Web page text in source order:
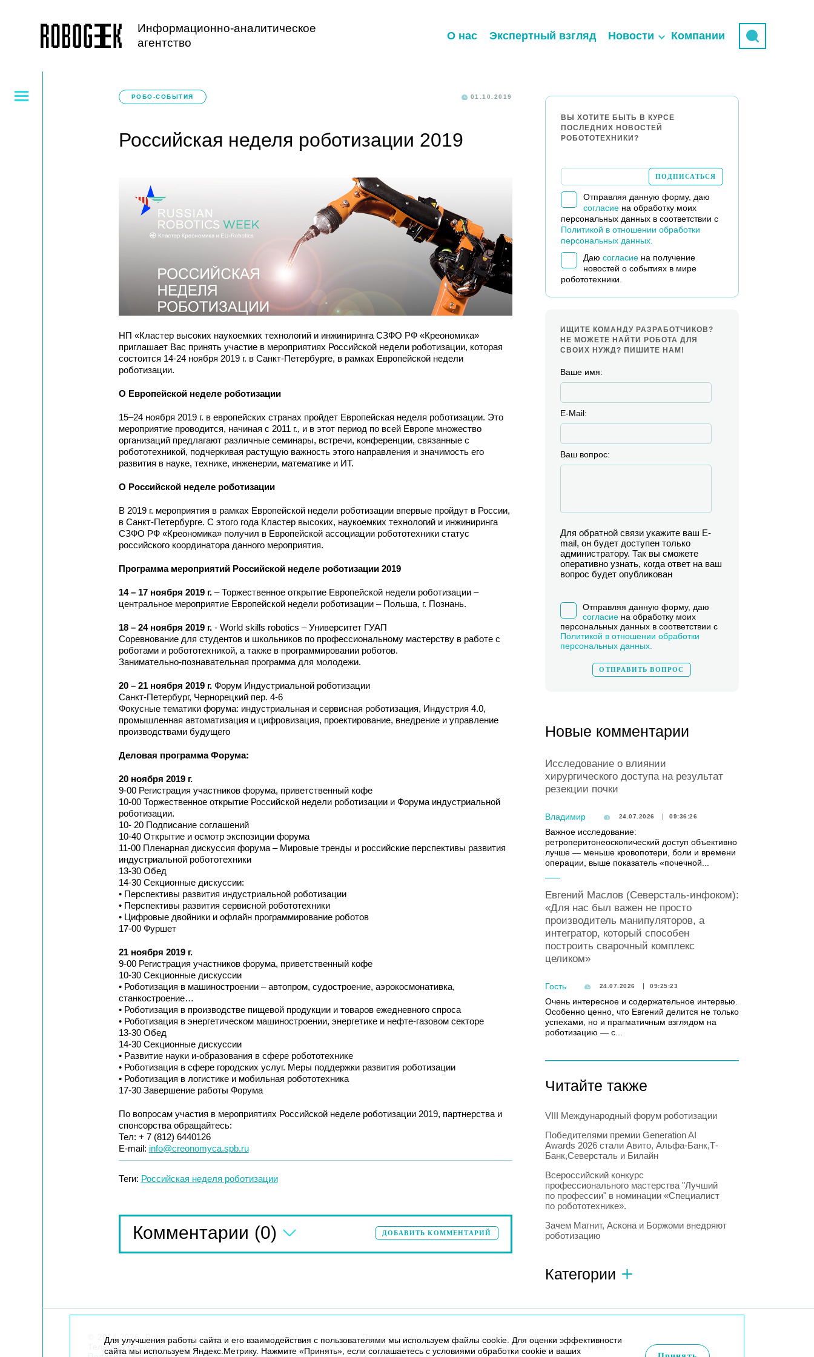
Информационно-аналитическое
агентство
О нас Экспертный взгляд Новости Компании
РОБО-СОБЫТИЯ 01.10.2019
Российская неделя роботизации 2019
НП «Кластер высоких наукоемких технологий и инжиниринга СЗФО РФ «Креономика»
приглашает Вас принять участие в мероприятиях Российской недели роботизации, которая
состоится 14-24 ноября 2019 г. в Санкт-Петербурге, в рамках Европейской недели
роботизации.
О Европейской неделе роботизации
15–24 ноября 2019 г. в европейских странах пройдет Европейская неделя роботизации. Это
мероприятие проводится, начиная с 2011 г., и в этот период по всей Европе множество
организаций предлагают различные семинары, встречи, конференции, связанные с
робототехникой, подчеркивая растущую важность этого направления и значимость его
развития в науке, технике, инженерии, математике и ИТ.
О Российской неделе роботизации
В 2019 г. мероприятия в рамках Европейской недели роботизации впервые пройдут в России,
в Санкт-Петербурге. С этого года Кластер высоких, наукоемких технологий и инжиниринга
СЗФО РФ «Креономика» получил в Европейской ассоциации робототехники статус
российского координатора данного мероприятия.
Программа мероприятий Российской неделе роботизации 2019
14 – 17 ноября 2019 г.– Торжественное открытие Европейской недели роботизации –
центральное мероприятие Европейской недели роботизации – Польша, г. Познань.
18 – 24 ноября 2019 г.- World skills robotics – Университет ГУАП
Соревнование для студентов и школьников по профессиональному мастерству в работе с
роботами и робототехникой, а также в программировании роботов.
Занимательно-познавательная программа для молодежи.
20 – 21 ноября 2019 г.Форум Индустриальной роботизации
Санкт-Петербург, Чернорецкий пер. 4-6
Фокусные тематики форума: индустриальная и сервисная роботизация, Индустрия 4.0,
промышленная автоматизация и цифровизация, проектирование, внедрение и управление
производствами будущего
Деловая программа Форума:
20 ноября 2019 г.
9-00 Регистрация участников форума, приветственный кофе
10-00 Торжественное открытие Российской недели роботизации и Форума индустриальной
роботизации.
10- 20 Подписание соглашений
10-40 Открытие и осмотр экспозиции форума
11-00 Пленарная дискуссия форума – Мировые тренды и российские перспективы развития
индустриальной робототехники
13-30 Обед
14-30 Секционные дискуссии:
• Перспективы развития индустриальной роботизации
• Перспективы развития сервисной робототехники
• Цифровые двойники и офлайн программирование роботов
17-00 Фуршет
21 ноября 2019 г.
9-00 Регистрация участников форума, приветственный кофе
10-30 Секционные дискуссии
• Роботизация в машиностроении – автопром, судостроение, аэрокосмонативка,
станкостроение…
• Роботизация в производстве пищевой продукции и товаров ежедневного спроса
• Роботизация в энергетическом машиностроении, энергетике и нефте-газовом секторе
13-30 Обед
14-30 Секционные дискуссии
• Развитие науки и-образования в сфере робототехнике
• Роботизация в сфере городских услуг. Меры поддержки развития роботизации
• Роботизация в логистике и мобильная робототехника
17-30 Завершение работы Форума
По вопросам участия в мероприятиях Российской неделе роботизации 2019, партнерства и
спонсорства обращайтесь:
Тел: + 7 (812) 6440126
E-mail: info@creonomyca.spb.ru
Теги: Российская неделя роботизации
Комментарии (0) ДОБАВИТЬ КОММЕНТАРИЙ
ВЫ ХОТИТЕ БЫТЬ В КУРСЕ
ПОСЛЕДНИХ НОВОСТЕЙ
РОБОТОТЕХНИКИ?
Отправляя данную форму, даю
согласиена обработку моих
персональных данных в соответствии с
Политикой в отношении обработки
персональных данных.
Даю согласиена получение
новостей о событиях в мире
робототехники.
ИЩИТЕ КОМАНДУ РАЗРАБОТЧИКОВ?
НЕ МОЖЕТЕ НАЙТИ РОБОТА ДЛЯ
СВОИХ НУЖД? ПИШИТЕ НАМ!
Ваше имя:
E-Mail:
Ваш вопрос:
Для обратной связи укажите ваш E-
mail, он будет доступен только
администратору. Так вы сможете
оперативно узнать, когда ответ на ваш
вопрос будет опубликован
Отправляя данную форму, даю
согласиена обработку моих
персональных данных в соответствии с
Политикой в отношении обработки
персональных данных.
Новые комментарии
Исследование о влиянии
хирургического доступа на результат
резекции почки
Владимир 24.07.2026 09:36:26
Важное исследование:
ретроперитонеоскопический доступ объективно
лучше — меньше кровопотери, боли и времени
операции, выше показатель «почечной...
Евгений Маслов (Северсталь-инфоком):
«Для нас был важен не просто
производитель манипуляторов, а
интегратор, который способен
построить сварочный комплекс
целиком»
Гость 24.07.2026 09:25:23
Очень интересное и содержательное интервью.
Особенно ценно, что Евгений делится не только
успехами, но и прагматичным взглядом на
роботизацию — с...
Читайте также
VIII Международный форум роботизации
Победителями премии Generation AI
Awards 2026 стали Авито, Альфа-Банк,Т-
Банк,Северсталь и Билайн
Всероссийский конкурс
профессионального мастерства "Лучший
по профессии" в номинации «Специалист
по робототехнике».
Зачем Магнит, Аскона и Боржоми внедряют
роботизацию
Категории
Искусственный интеллект 728
© 2014-2026. Robogeek.ru - проект группы “Текарт”.
Телефон редакции+7(495) 790-7591
Приглашения на соответствующие нашей тематике
мероприятия, пресс-релизы и другие сообщения ждем на
Для улучшения работы сайта и его взаимодействия с пользователями мы используем файлы cookie. Для оценки эффективности
сайта мы используем Яндекс.Метрику. Нажмите «Принять», если соглашаетесь с условиями обработки cookie и ваших